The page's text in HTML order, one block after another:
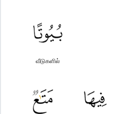
வீடுகளில்